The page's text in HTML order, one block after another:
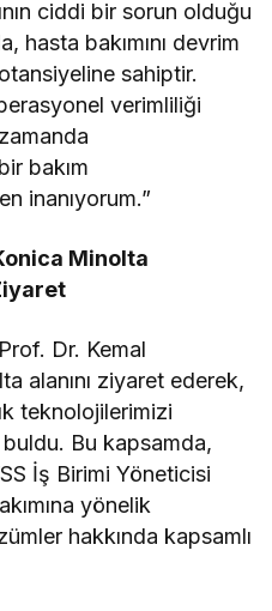
ciddi bir sorun olduğu
hasta bakımını devrim
sahiptir.
verimliliği
bakım
inanıyorum.”
Minolta
Dr. Kemal
alanını ziyaret ederek,
teknolojilerimizi
buldu. Bu kapsamda,
İş Birimi Yöneticisi
yönelik
hakkında kapsamlı